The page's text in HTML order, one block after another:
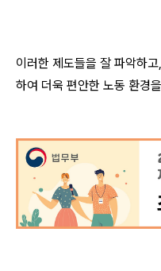
이러한 제도들을 잘 파악하
하여 더욱 편안한 노동 환경